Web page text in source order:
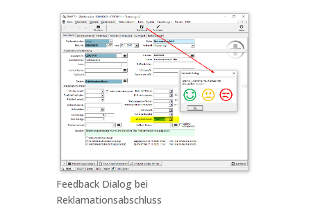
Feedback Dialog bei
Reklamationsabschluss